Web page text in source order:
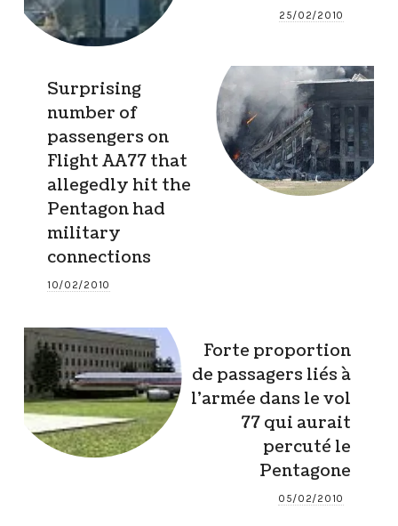
25/02/2010
Surprising
number of
passengers on
Flight AA77 that
allegedly hit the
Pentagon had
military
connections
10/02/2010
Forte proportion
de passagers liés à
l’armée dans le vol
77 qui aurait
percuté le
Pentagone
05/02/2010